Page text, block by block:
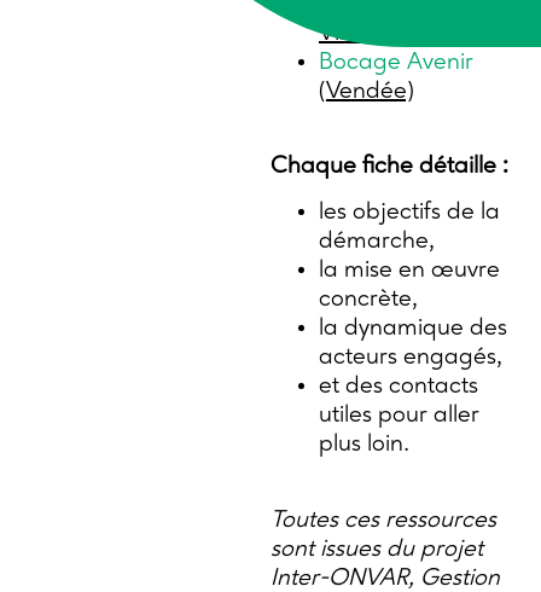
Vilaine)
Bocage Avenir
(Vendée)
Chaque fiche détaille :
les objectifs de la
démarche,
la mise en œuvre
concrète,
la dynamique des
acteurs engagés,
et des contacts
utiles pour aller
plus loin.
Toutes ces ressources
sont issues du projet
Inter-ONVAR, Gestion